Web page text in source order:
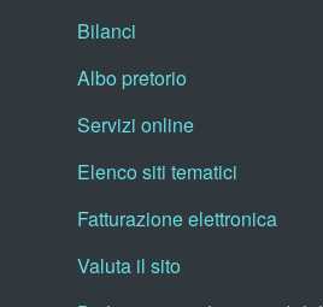
Bilanci
Albo pretorio
Servizi online
Elenco siti tematici
Fatturazione elettronica
Valuta il sito